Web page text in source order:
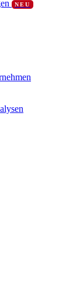
NEU